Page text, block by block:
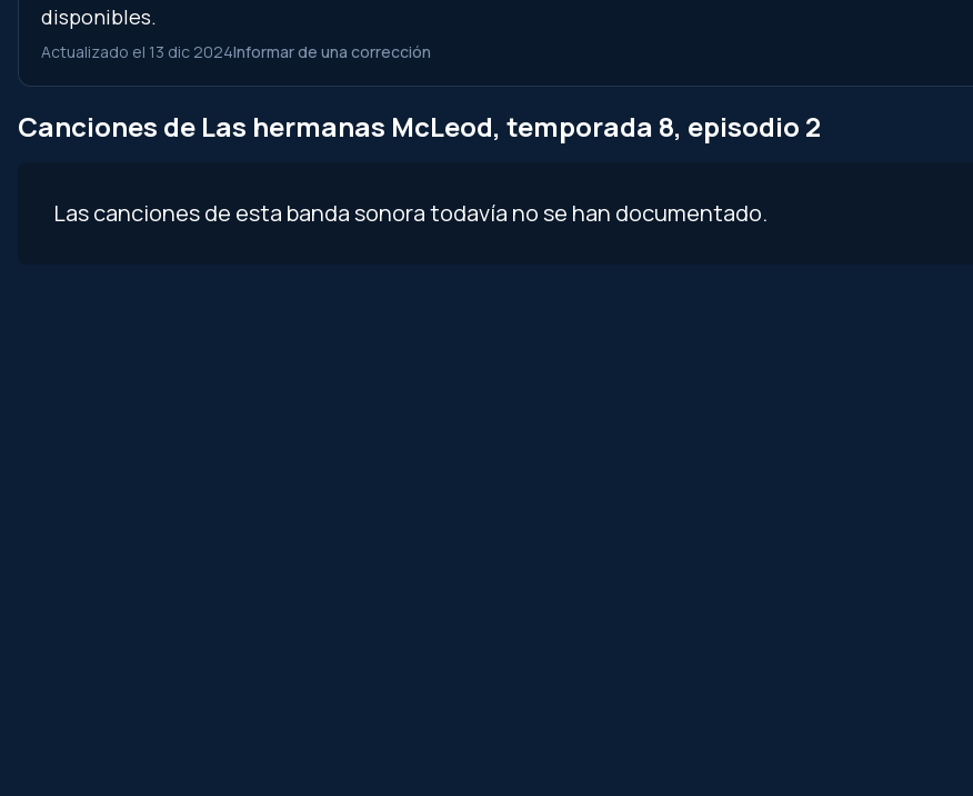
disponibles.
Actualizado el 13 dic 2024Informar de una corrección
Canciones de Las hermanas McLeod, temporada 8, episodio 2
Las canciones de esta banda sonora todavía no se han documentado.